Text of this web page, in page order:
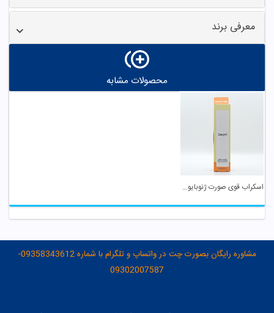
معرفی برند
محصولات مشابه
اسکراب قوی صورت ژنوبایوتیک
مشاوره رایگان بصورت چت در واتساپ و تلگرام با شماره 09358343612-
09302007587